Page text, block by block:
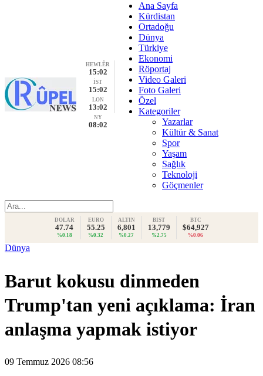
HEWLÊR
15:02
İST
15:02
LON
13:02
NY
08:02
Ana Sayfa
Kürdistan
Ortadoğu
Dünya
Türkiye
Ekonomi
Röportaj
Video Galeri
Foto Galeri
Özel
Kategoriler
Yazarlar
Kültür & Sanat
Spor
Yaşam
Sağlık
Teknoloji
Göçmenler
DOLAR
47.74
%0.18
EURO
55.25
%0.32
ALTIN
6,801
%0.27
BIST
13,779
%2.75
BTC
$64,927
%0.06
Dünya
Barut kokusu dinmeden
Trump'tan yeni açıklama: İran
anlaşma yapmak istiyor
09 Temmuz 2026 08:56